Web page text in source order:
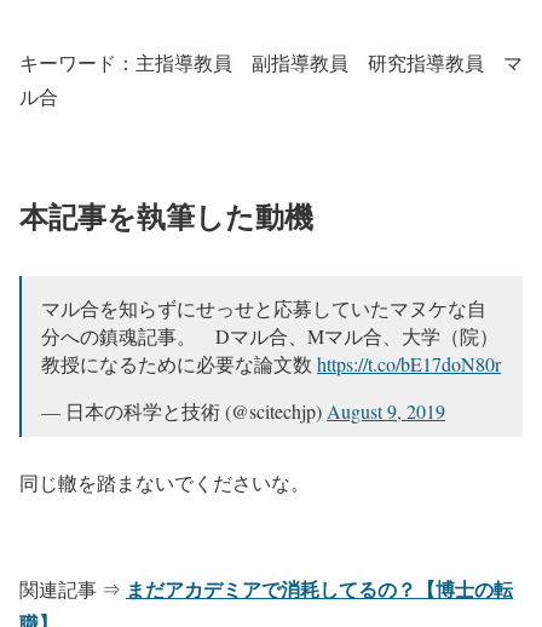
キーワード：主指導教員 副指導教員 研究指導教員 マ
ル合
本記事を執筆した動機
マル合を知らずにせっせと応募していたマヌケな自
分への鎮魂記事。 Dマル合、Mマル合、大学（院）
教授になるために必要な論文数 https://t.co/bE17doN80r
— 日本の科学と技術 (@scitechjp) August 9, 2019
同じ轍を踏まないでくださいな。
関連記事 ⇒ まだアカデミアで消耗してるの？【博士の転